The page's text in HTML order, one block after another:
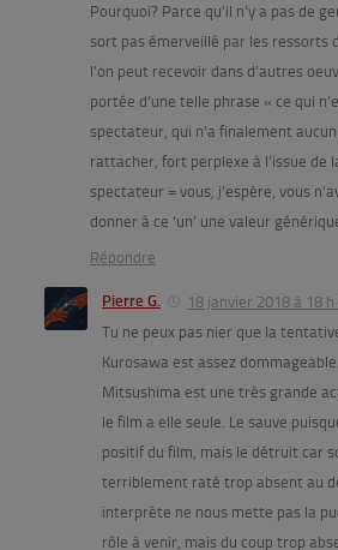
Pourquoi? Parce qu’il n’y a pas de
sort pas émerveillé par les ressorts
l’on peut recevoir dans d’autres
portée d’une telle phrase « ce qui
spectateur, qui n’a finalement
rattacher, fort perplexe à l’issue de
spectateur = vous, j’espère, vous
donner à ce ‘un’ une valeur
Répondre
Pierre G.
18 janvier 2018 à 18 h
Tu ne peux pas nier que la
Kurosawa est assez
Mitsushima est une très grande
le film a elle seule. Le sauve
positif du film, mais le détruit car
terriblement raté trop absent au
interprète ne nous mette pas la
rôle à venir, mais du coup trop